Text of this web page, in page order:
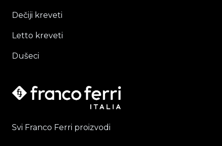
Dečiji kreveti
Letto kreveti
Dušeci
Svi Franco Ferri proizvodi